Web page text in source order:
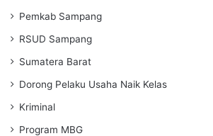
Pemkab Sampang
RSUD Sampang
Sumatera Barat
Dorong Pelaku Usaha Naik Kelas
Kriminal
Program MBG